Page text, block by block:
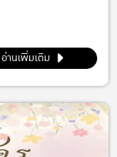
อ่านเพิ่มเติม